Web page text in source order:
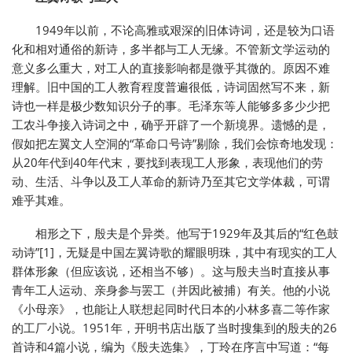
1949年以前，不论高雅或艰深的旧体诗词，还是较为口语
化和相对通俗的新诗，多半都与工人无缘。不管新文学运动的
意义多么重大，对工人的直接影响都是微乎其微的。原因不难
理解。旧中国的工人教育程度普遍很低，诗词固然写不来，新
诗也一样是极少数知识分子的事。毛泽东等人能够多多少少把
工农斗争接入诗词之中，确乎开辟了一个新境界。遗憾的是，
假如把左翼文人空洞的“革命口号诗”剔除，我们会惊奇地发现：
从20年代到40年代末，要找到表现工人形象，表现他们的劳
动、生活、斗争以及工人革命的新诗乃至其它文学体裁，可谓
难乎其难。
相形之下，殷夫是个异类。他写于1929年及其后的“红色鼓
动诗”[1]，无疑是中国左翼诗歌的耀眼明珠，其中有现实的工人
群体形象（但应该说，还相当不够）。这与殷夫当时直接从事
青年工人运动、亲身参与罢工（并因此被捕）有关。他的小说
《小母亲》，也能让人联想起同时代日本的小林多喜二等作家
的工厂小说。1951年，开明书店出版了当时搜集到的殷夫的26
首诗和4篇小说，编为《殷夫选集》，丁玲在序言中写道：“每